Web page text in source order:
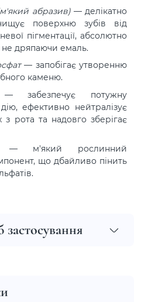
абразив) —делікатно
поверхню зубів від
пігментації, абсолютно
дряпаючи емаль.
— запобігає утворенню
каменю.
—забезпечує потужну
ефективно нейтралізує
рота та надовго зберігає
— м'який рослинний
що дбайливо пінить
застосування